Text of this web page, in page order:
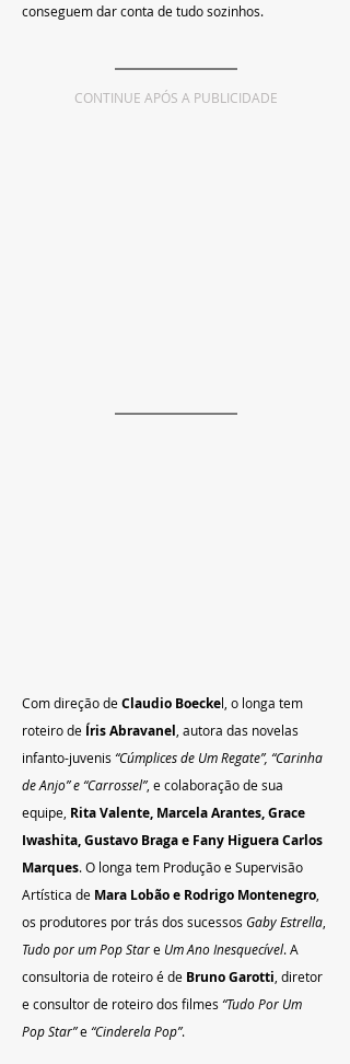
conseguem dar conta de tudo sozinhos.
CONTINUE APÓS A PUBLICIDADE
Com direção de Claudio Boeckel, o longa tem
roteiro de Íris Abravanel , autora das novelas
infanto-juvenis “Cúmplices de Um Regate”, “Carinha
de Anjo” e “Carrossel”, e colaboração de sua
equipe, Rita Valente, Marcela Arantes, Grace
Iwashita, Gustavo Braga e Fany Higuera Carlos
Marques. O longa tem Produção e Supervisão
Artística de Mara Lobão e Rodrigo Montenegro
os produtores por trás dos sucessos Gaby Estrella
Tudo por um Pop Star e Um Ano Inesquecível. A
consultoria de roteiro é de Bruno Garotti , diretor
e consultor de roteiro dos filmes “Tudo Por Um
Pop Star” e “Cinderela Pop”.